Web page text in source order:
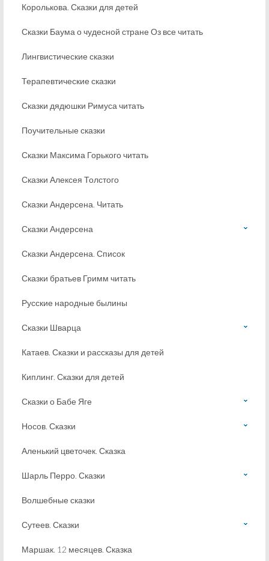
Королькова. Сказки для детей
Сказки Баума о чудесной стране Оз все читать
Лингвистические сказки
Терапевтические сказки
Сказки дядюшки Римуса читать
Поучительные сказки
Сказки Максима Горького читать
Сказки Алексея Толстого
Сказки Андерсена. Читать
Сказки Андерсена
Сказки Андерсена. Список
Сказки братьев Гримм читать
Русские народные былины
Сказки Шварца
Катаев. Сказки и рассказы для детей
Киплинг. Сказки для детей
Сказки о Бабе Яге
Носов. Сказки
Аленький цветочек. Сказка
Шарль Перро. Сказки
Волшебные сказки
Сутеев. Сказки
Маршак. 12 месяцев. Сказка